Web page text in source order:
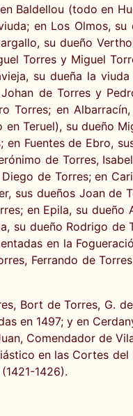
Baldellou (todo en
en Los Olmos,
su dueño
Torres y Miguel
su dueña la
de Torres y
Torres; en
Teruel), su dueño
Fuentes de Ebro,
de Torres,
de Torres; en
sus dueños Joan
en Epila, su
su dueño Rodrigo
en la
Ferrando de
Bort de Torres, G.
en 1497; y en
Comendador de
en las Cortes
1426).